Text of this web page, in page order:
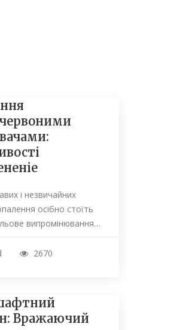
і незвичайних
осібно стоїть
випромінювання…
2670
Вражаючий